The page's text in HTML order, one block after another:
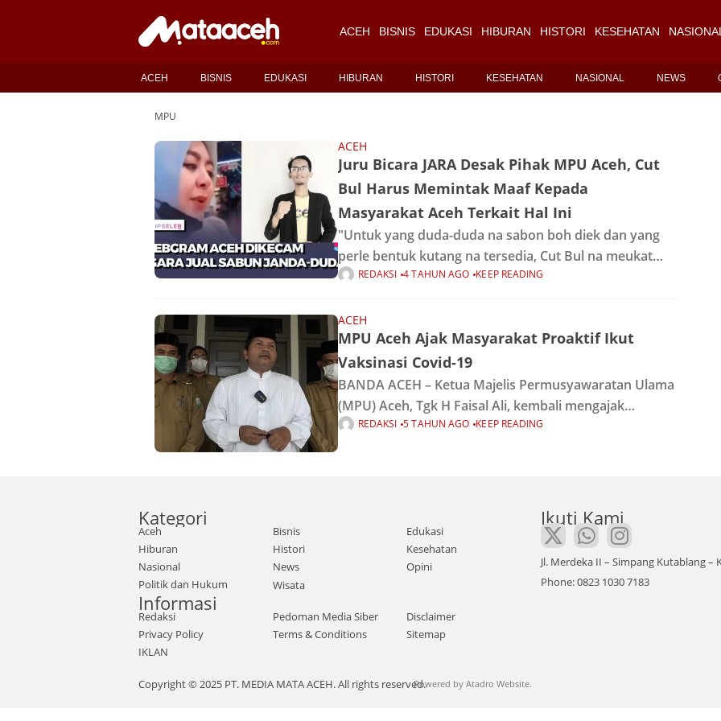
ACEH BISNIS EDUKASI HIBURAN HISTORI KESEHATAN NASIONAL
ACEH BISNIS EDUKASI HIBURAN HISTORI KESEHATAN NASIONAL NEWS
MPU
ACEH
Juru Bicara JARA Desak Pihak MPU Aceh, Cut
Bul Harus Memintak Maaf Kepada
Masyarakat Aceh Terkait Hal Ini
"Untuk yang duda-duda na sabon boh diek dan yang
perle bentuk kutang na tersedia, Cut Bul na meukat
sabon yang hana dimeukat le gob, jadi hana payah
REDAKSI 4 TAHUN AGO KEEP READING
ACEH
MPU Aceh Ajak Masyarakat Proaktif Ikut
Vaksinasi Covid-19
BANDA ACEH – Ketua Majelis Permusyawaratan Ulama
(MPU) Aceh, Tgk H Faisal Ali, kembali mengajak
masyarakat Aceh untuk proaktif berpartisipasi dalam
program vaksinasi Covid-19. Menurutnya, vaksinasi
REDAKSI 5 TAHUN AGO KEEP READING
Kategori
Aceh Bisnis
Edukasi
Hiburan
Histori
Kesehatan
Nasional
News
Opini
Politik dan Hukum
Wisata
Informasi
Redaksi Pedoman Media Siber
Disclaimer
Privacy Policy
Terms & Conditions
Sitemap
IKLAN
Ikuti Kami
Jl. Merdeka II – Simpang Kutablang –
Phone: 0823 1030 7183
Copyright © 2025 PT. MEDIA MATA ACEH. All rights reserved.Powered by Atadro Website.